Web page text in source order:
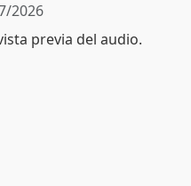
2026